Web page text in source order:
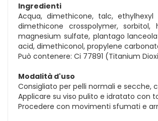
Ingredienti
Acqua, dimethicone, talc, ethylhexyl
dimethicone crosspolymer, sorbitol,
magnesium sulfate, plantago
acid, dimethiconol, propylene
Può contenere: Ci 77891 (Titanium
Modalità d'uso
Consigliato per pelli normali e
Applicare su viso pulito e idratato con
Procedere con movimenti sfumati e